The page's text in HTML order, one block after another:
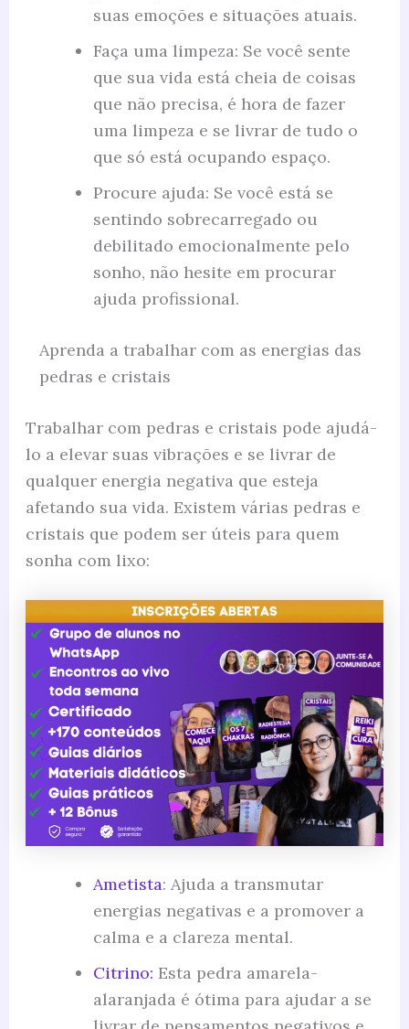
suas emoções e situações atuais.
Faça uma limpeza: Se você sente
que sua vida está cheia de coisas
que não precisa, é hora de fazer
uma limpeza e se livrar de tudo o
que só está ocupando espaço.
Procure ajuda: Se você está se
sentindo sobrecarregado ou
debilitado emocionalmente pelo
sonho, não hesite em procurar
ajuda profissional.
Aprenda a trabalhar com as energias das
pedras e cristais
Trabalhar com pedras e cristais pode ajudá-
lo a elevar suas vibrações e se livrar de
qualquer energia negativa que esteja
afetando sua vida. Existem várias pedras e
cristais que podem ser úteis para quem
sonha com lixo:
Ametista: Ajuda a transmutar
energias negativas e a promover a
calma e a clareza mental.
Citrino: Esta pedra amarela-
alaranjada é ótima para ajudar a se